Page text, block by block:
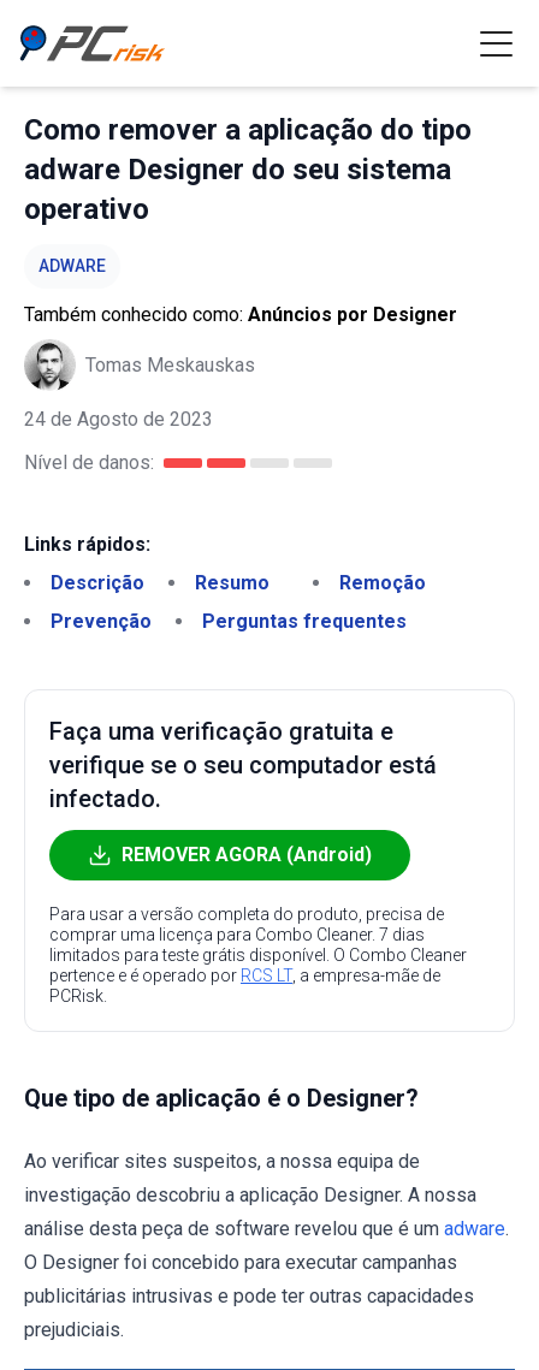
Como remover a aplicação do tipo
adware Designer do seu sistema
operativo
ADWARE
Também conhecido como: Anúncios por Designer
Tomas Meskauskas
24 de Agosto de 2023
Nível de danos:
Links rápidos:
Descrição
Resumo
Remoção
Prevenção
Perguntas frequentes
Faça uma verificação gratuita e
verifique se o seu computador está
infectado.
REMOVER AGORA (Android)
Para usar a versão completa do produto, precisa de
comprar uma licença para Combo Cleaner. 7 dias
limitados para teste grátis disponível. O Combo Cleaner
pertence e é operado por RCS LT, a empresa-mãe de
PCRisk.
Que tipo de aplicação é o Designer?
Ao verificar sites suspeitos, a nossa equipa de
investigação descobriu a aplicação Designer. A nossa
análise desta peça de software revelou que é um adware.
O Designer foi concebido para executar campanhas
publicitárias intrusivas e pode ter outras capacidades
prejudiciais.